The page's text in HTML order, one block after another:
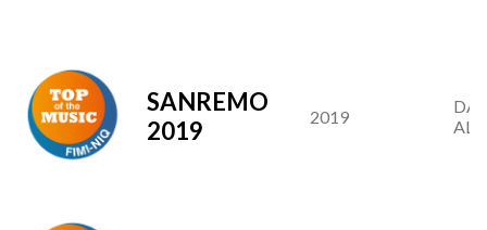
SANREMO
2019
2019
AL